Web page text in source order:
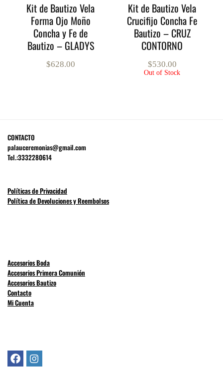
Kit de Bautizo Vela
Forma Ojo Moño
Concha y Fe de
Bautizo – GLADYS
$628.00
Kit de Bautizo Vela
Crucifijo Concha Fe
Bautizo – CRUZ
CONTORNO
$530.00
Out of Stock
CONTACTO
palauceremonias@gmail.com
Tel.:3332280614
Políticas de Privacidad
Política de Devoluciones y Reembolsos
Accesorios Boda
Accesorios Primera Comunión
Accesorios Bautizo
Contacto
Mi Cuenta